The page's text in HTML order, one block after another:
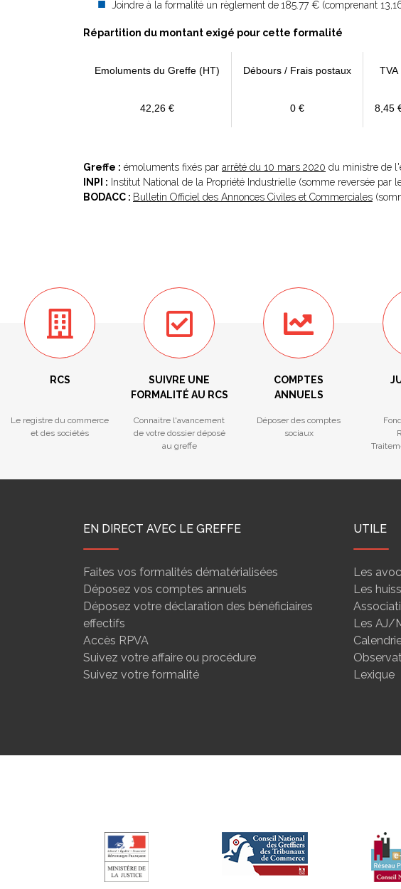
Joindre à la formalité un règlement de185.77 € (comprenant
Répartition du montant exigé pour cette formalité
Emoluments du Greffe (HT) Débours / Frais postaux TVA
42,26 € 0 € 8,45
Greffe : émoluments fixés par arrêté du 10 mars 2020 du ministre de
INPI : Institut National de la Propriété Industrielle (somme reversée par
BODACC : Bulletin Officiel des Annonces Civiles et Commerciales
RCS
Le registre du commerce
et des sociétés
SUIVRE UNE
FORMALITÉ AU RCS
Connaitre l'avancement
de votre dossier déposé
au greffe
COMPTES
ANNUELS
Déposer des comptes
sociaux
EN DIRECT AVEC LE GREFFE
Faites vos formalités dématérialisées
Déposez vos comptes annuels
Déposez votre déclaration des bénéficiaires
effectifs
Accès RPVA
Suivez votre affaire ou procédure
Suivez votre formalité
UTILE
Les
Les
Les AJ/
Lexique